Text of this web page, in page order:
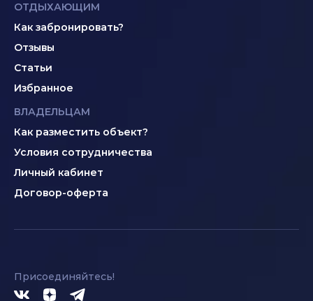
ОТДЫХАЮЩИМ
Как забронировать?
Отзывы
Статьи
Избранное
ВЛАДЕЛЬЦАМ
Как разместить объект?
Условия сотрудничества
Личный кабинет
Договор-оферта
Присоединяйтесь!